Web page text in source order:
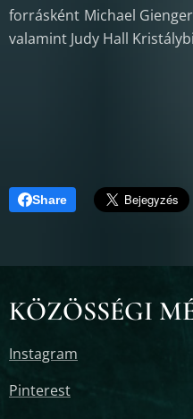
forrásként Michael
valamint Judy Hall
Share
KÖZÖSSÉGI
Instagram
Pinterest